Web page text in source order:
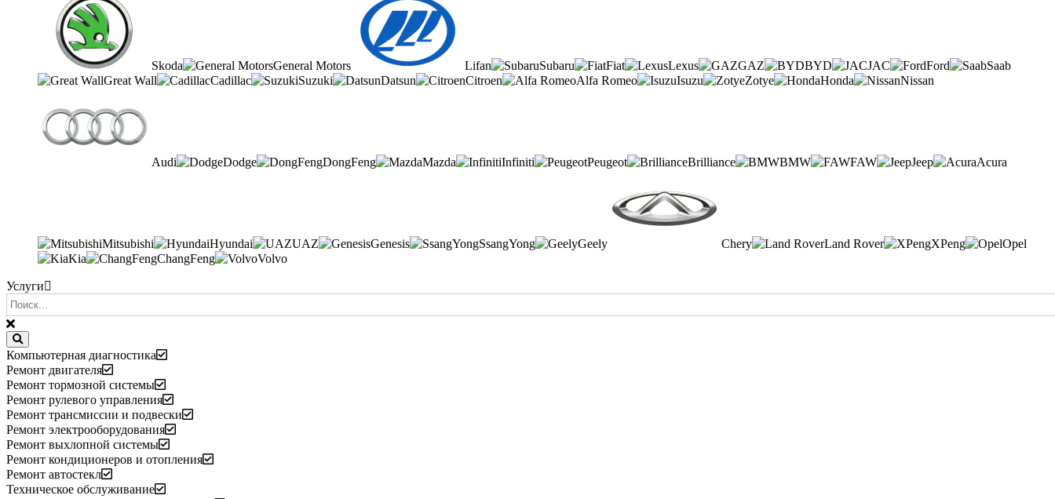
Skoda General Motors Lifan Subaru Fiat Lexus GAZ BYD JAC Ford
Saab
Great Wall
Cadillac Suzuki Datsun Citroen Alfa Romeo Isuzu Zotye Honda Nissan
Audi Dodge DongFeng Mazda Infiniti Peugeot Brilliance BMW FAW Jeep Acura
Mitsubishi Hyundai UAZ Genesis SsangYong Geely Chery Land Rover XPeng
Opel
Kia
ChangFeng Volvo
Услуги
Компьютерная диагностика
Ремонт двигателя
Ремонт тормозной системы
Ремонт рулевого управления
Ремонт трансмиссии и подвески
Ремонт электрооборудования
Ремонт выхлопной системы
Ремонт кондиционеров и отопления
Ремонт автостекл
Техническое обслуживание